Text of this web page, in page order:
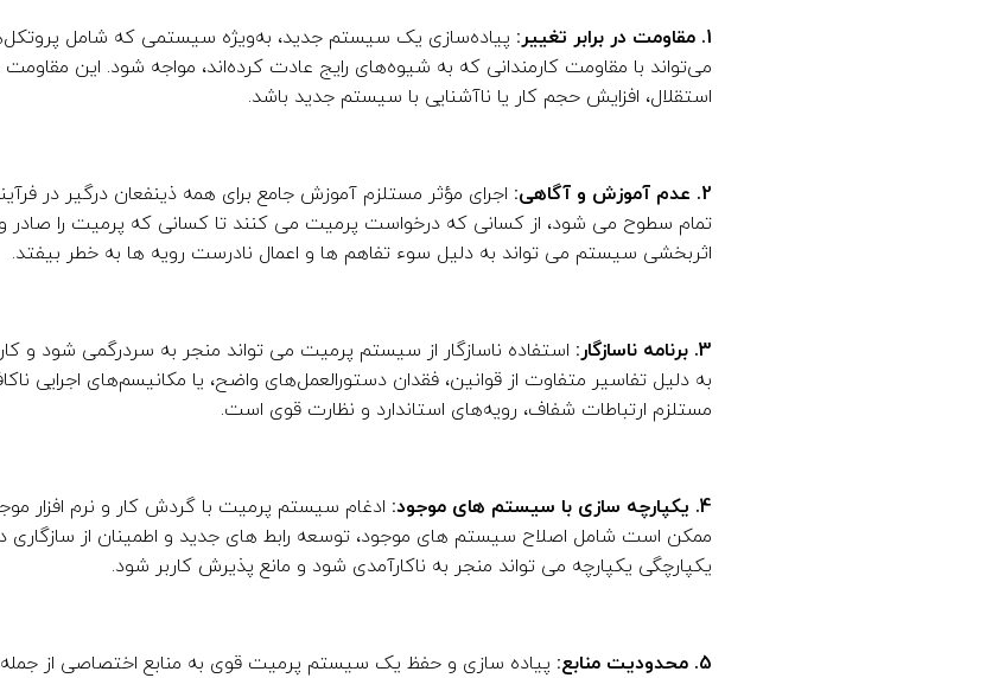
1. مقاومت در برابر تغییر:
پیاده‌سازی یک سیستم جدید، به‌ویژه سیستمی که شامل
می‌تواند با مقاومت کارمندانی که به شیوه‌های رایج عادت کرده‌اند، مواجه شود. این
استقلال، افزایش حجم کار یا ناآشنایی با سیستم جدید باشد.
2. عدم آموزش و آگاهی:
اجرای مؤثر مستلزم آموزش جامع برای همه ذینفعان درگیر در
تمام سطوح می شود، از کسانی که درخواست پرمیت می کنند تا کسانی که پرمیت را صادر
اثربخشی سیستم می تواند به دلیل سوء تفاهم ها و اعمال نادرست رویه ها به خطر بیفتد.
3. برنامه ناسازگار:
استفاده ناسازگار از سیستم پرمیت می تواند منجر به سردرگمی شود و
به دلیل تفاسیر متفاوت از قوانین، فقدان دستورالعمل‌های واضح، یا مکانیسم‌های اجرایی
مستلزم ارتباطات شفاف، رویه‌های استاندارد و نظارت قوی است.
4. یکپارچه سازی با سیستم های موجود:
ادغام سیستم پرمیت با گردش کار و نرم افزار
ممکن است شامل اصلاح سیستم های موجود، توسعه رابط های جدید و اطمینان از
یکپارچگی یکپارچه می تواند منجر به ناکارآمدی شود و مانع پذیرش کاربر شود.
5. محدودیت منابع:
پیاده سازی و حفظ یک سیستم پرمیت قوی به منابع اختصاصی از جمله